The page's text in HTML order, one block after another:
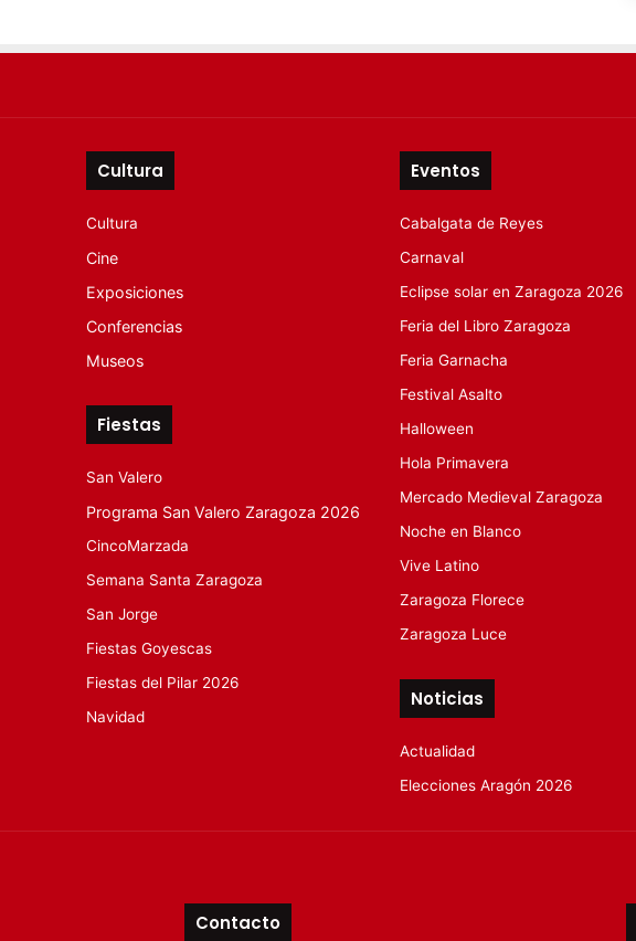
Cultura
Cultura
Cine
Exposiciones
Conferencias
Museos
Fiestas
San Valero
Programa San Valero Zaragoza 2026
CincoMarzada
Semana Santa Zaragoza
San Jorge
Fiestas Goyescas
Fiestas del Pilar 2026
Navidad
Eventos
Cabalgata de Reyes
Carnaval
Eclipse solar en Zaragoza 2026
Feria del Libro Zaragoza
Feria Garnacha
Festival Asalto
Halloween
Hola Primavera
Mercado Medieval Zaragoza
Noche en Blanco
Vive Latino
Zaragoza Florece
Zaragoza Luce
Noticias
Actualidad
Elecciones Aragón 2026
Contacto